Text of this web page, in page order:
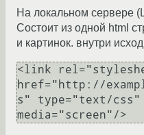
На локальном сервере
Состоит из одной html
и картинок. внутри
<link
href="http://
s" type="text/css"